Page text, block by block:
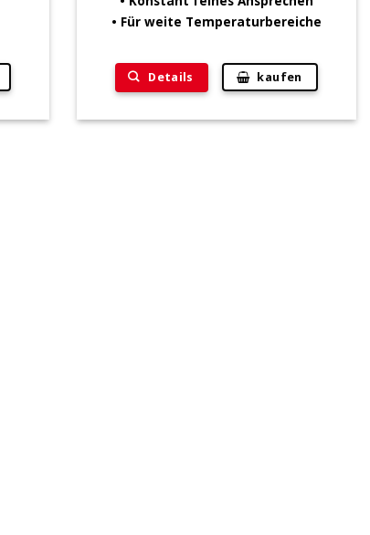
• Für weite Temperaturbereiche
Details kaufen